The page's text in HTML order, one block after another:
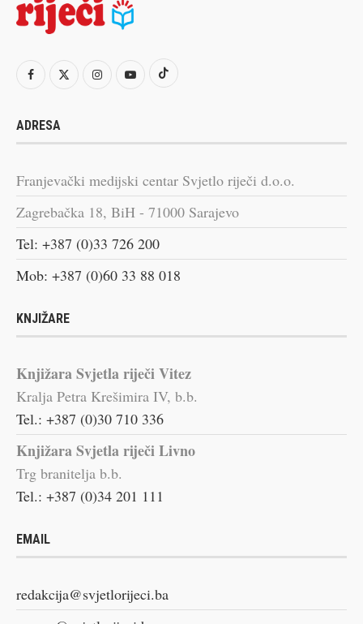
ADRESA
Franjevački medijski centar Svjetlo riječi d.o.o.
Zagrebačka 18, BiH - 71000 Sarajevo
Tel: +387 (0)33 726 200
Mob: +387 (0)60 33 88 018
KNJIŽARE
Knjižara Svjetla riječi Vitez
Kralja Petra Krešimira IV, b.b.
Tel.: +387 (0)30 710 336
Knjižara Svjetla riječi Livno
Trg branitelja b.b.
Tel.: +387 (0)34 201 111
EMAIL
redakcija@svjetlorijeci.ba